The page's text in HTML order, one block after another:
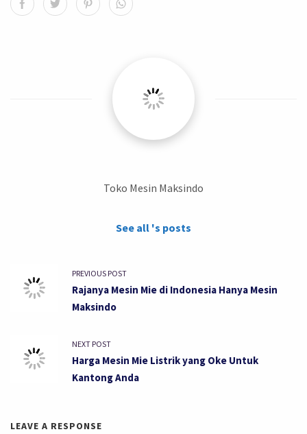
Toko Mesin Maksindo
See all 's posts
PREVIOUS POST
Rajanya Mesin Mie di Indonesia Hanya Mesin
Maksindo
NEXT POST
Harga Mesin Mie Listrik yang Oke Untuk
Kantong Anda
LEAVE A RESPONSE